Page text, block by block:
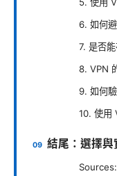
5. 使用
6. 如何
7. 是否
8. VPN
9. 如何
10. 使用
結尾：選擇與
Sources: